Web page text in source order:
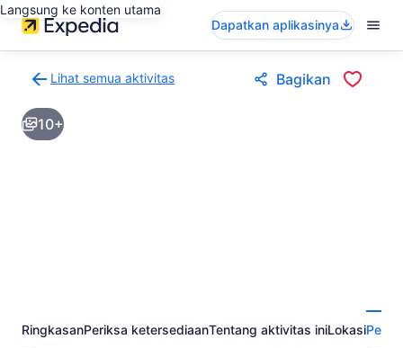
Langsung ke konten utama
Dapatkan aplikasinya
Lihat semua aktivitas
ke
halaman
hasil
Bagikan
10+
RingkasanPeriksa ketersediaanTentang aktivitas iniLokasi